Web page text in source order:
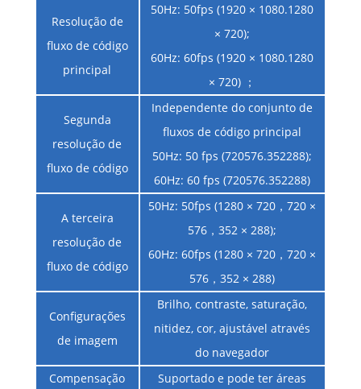
Resolução de
fluxo de código
principal
50Hz: 50fps (1920 × 1080.1280
× 720);
60Hz: 60fps (1920 × 1080.1280
× 720) ；
Segunda
resolução de
fluxo de código
Independente do conjunto de
fluxos de código principal
50Hz: 50 fps (720576.352288);
60Hz: 60 fps (720576.352288)
A terceira
resolução de
fluxo de código
50Hz: 50fps (1280 × 720，720 ×
576，352 × 288);
60Hz: 60fps (1280 × 720，720 ×
576，352 × 288)
Configurações
de imagem
Brilho, contraste, saturação,
nitidez, cor, ajustável através
do navegador
Compensação
Suportado e pode ter áreas